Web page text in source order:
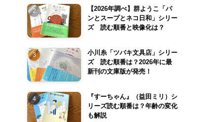
【2026年調べ】群ようこ「パ
ンとスープとネコ日和」シリー
ズ 読む順番と映像化は？
小川糸「ツバキ文具店」シリー
ズ 読む順番は？2026年に最
新刊の文庫版が発売！
『すーちゃん』（益田ミリ）シ
リーズ読む順番は？年齢の変化
も解説